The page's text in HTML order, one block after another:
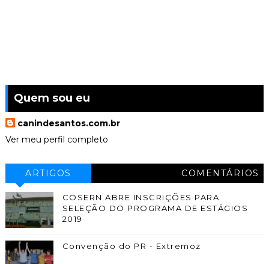
Quem sou eu
canindesantos.com.br
Ver meu perfil completo
ARTIGOS COMENTÁRIOS
COSERN ABRE INSCRIÇÕES PARA
SELEÇÃO DO PROGRAMA DE ESTÁGIOS
2019
Convenção do PR - Extremoz